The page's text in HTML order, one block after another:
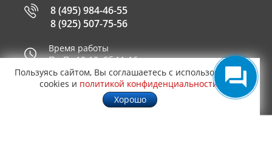
8 (495) 984-46-55
8 (925) 507-75-56
Время работы
Пн-Пт 10-19, Сб 11-16
Принимаем к оплате
Пользуясь сайтом, Вы соглашаетесь с использованием
cookies и политикой конфиденциальности
Хорошо